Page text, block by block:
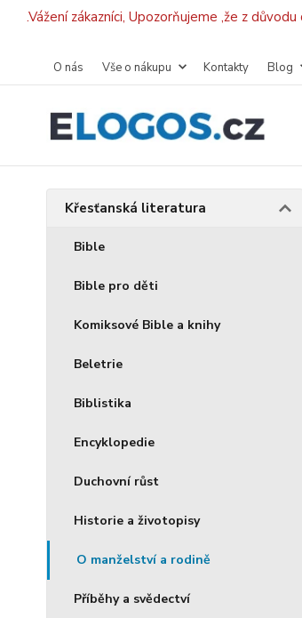
.Vážení zákazníci, Upozorňujeme ,že z
O nás Vše o nákupu Kontakty Blog
Křesťanská literatura
Bible
Bible pro děti
Komiksové Bible a knihy
Beletrie
Biblistika
Encyklopedie
Duchovní růst
Historie a životopisy
O manželství a rodině
Příběhy a svědectví